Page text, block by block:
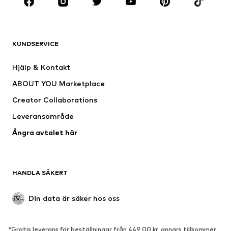
Jackor
Badkläder
Tillfällen
Upcycling
Nytt
Boots & stövlar
Lågskor
KUNDSERVICE
Hjälp & Kontakt
ABOUT YOU Marketplace
Creator Collaborations
Leveransområde
Ångra avtalet här
HANDLA SÄKERT
Din data är säker hos oss
*Gratis leverans för beställningar från 449,00 kr, annars tillkommer